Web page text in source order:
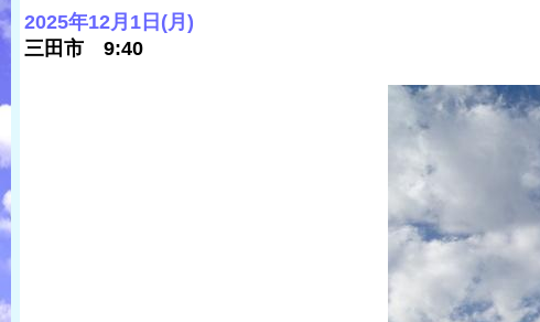
2025年12月1日(月)
三田市 9:40